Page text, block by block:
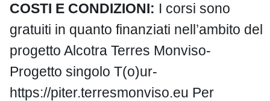
COSTI E CONDIZIONI: I corsi sono
gratuiti in quanto finanziati nell’ambito del
progetto Alcotra Terres Monviso-
Progetto singolo T(o)ur-
https://piter.terresmonviso.eu Per